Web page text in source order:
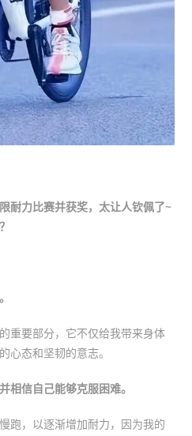
耐力比赛并获奖，太让人钦佩了~
重要部分，它不仅给我带来身体
心态和坚韧的意志。
相信自己能够克服困难。
跑，以逐渐增加耐力，因为我的